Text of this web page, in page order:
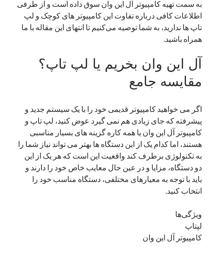
دسامبر 2022
اپل
دسته‌بندی نشده
به سمت تهیه کامپیوتر آل این وان سوق داده‌ است و از طرفی
اطلاعات کافی درباره تفاوت این کامپیوتر های کوچک و لپ
تاپ ها ندارید، به شما توصیه می‌کنیم تا انتهای این مقاله با ما
همراه باشید.
آل این وان بخریم یا لپ تاپ؟
مقایسه جامع
اگر می خواهید کامپیوتر قدیمی خود را با یک سیستم جدید و
پیشرفته که جای زیادی هم نمی گیرد عوض کنید، لپ تاپ و
کامپیوتر آل این وان یا همه کاره گزینه های بسیار مناسبی
هستند، اما کدام یک از این دستگاه ها بهتر می تواند نیاز شما را
به تکنولوژی برطرف کند واقعیت این است که هر یک از این
دو دستگاه، مزایا و در عین حال معایب خاص خود را دارند و
باید با توجه به معیارهای مختلفی، دستگاه مناسب خود را
انتخاب کنید.
ویژگی‌ها
لپتاپ
کامپیوتر آل این وان